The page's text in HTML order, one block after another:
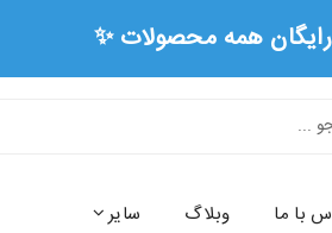
با ما وبلاگ سایر